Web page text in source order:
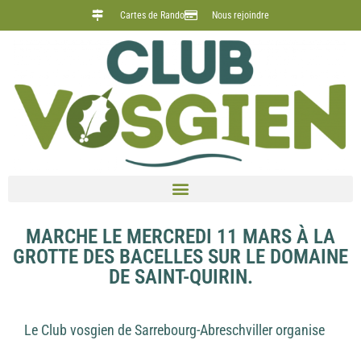
Cartes de Rando Nous rejoindre
MARCHE LE MERCREDI 11 MARS À LA
GROTTE DES BACELLES SUR LE DOMAINE
DE SAINT-QUIRIN.
Le Club vosgien de Sarrebourg-Abreschviller organise